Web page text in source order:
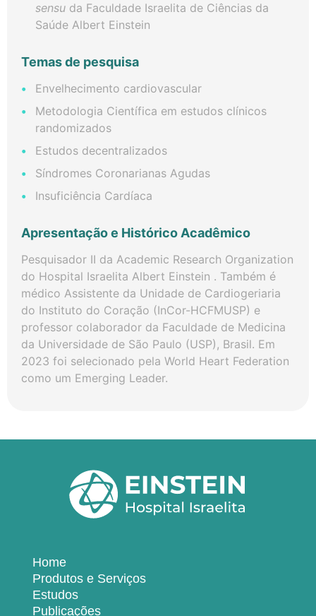
sensu da Faculdade Israelita de Ciências da
Saúde Albert Einstein
Temas de pesquisa
​Envelhecimento cardiovascular
Metodologia Científica em estudos clínicos
randomizados
Estudos decentralizados
Síndromes Coronarianas Agudas
Insuficiência Cardíaca
Apresentação e Histórico Acadêmico
Pesquisador II da Academic Research Organization
do Hospital Israelita Albert Einstein . Também é
médico Assistente da Unidade de Cardiogeriaria
do Instituto do Coração (InCor-HCFMUSP) e
professor colaborador da Faculdade de Medicina
da Universidade de São Paulo (USP), Brasil. Em
2023 foi selecionado pela World Heart Federation
como um Emerging Leader.
Home
Produtos e Serviços
Estudos
Publicações